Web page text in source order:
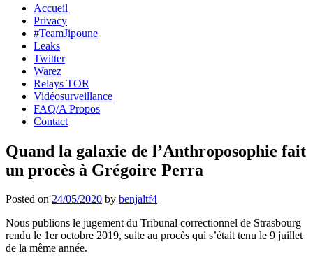
Skip
content
Accueil
Privacy
#TeamJipoune
Leaks
Twitter
Warez
Relays TOR
Vidéosurveillance
FAQ/A Propos
Contact
Quand la galaxie de l’Anthroposophie fait
un procès à Grégoire Perra
Posted on 24/05/2020 by benjaltf4
Nous publions le jugement du Tribunal correctionnel de Strasbourg
rendu le 1er octobre 2019, suite au procès qui s’était tenu le 9 juillet
de la même année.